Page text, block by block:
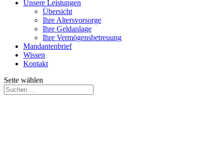
Unsere Leistungen
Übersicht
Ihre Altersvorsorge
Ihre Geldanlage
Ihre Vermögensbetreuung
Mandantenbrief
Wissen
Kontakt
Seite wählen